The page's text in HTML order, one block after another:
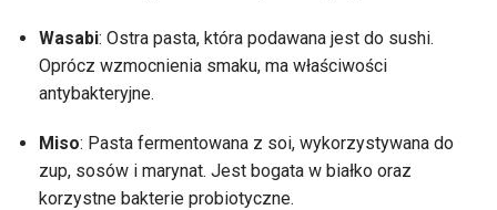
Wasabi: Ostra pasta, która podawana jest do sushi.
Oprócz wzmocnienia smaku, ma właściwości
antybakteryjne.
Miso: Pasta fermentowana z soi, wykorzystywana do
zup, sosów i marynat. Jest bogata w białko oraz
korzystne bakterie probiotyczne.